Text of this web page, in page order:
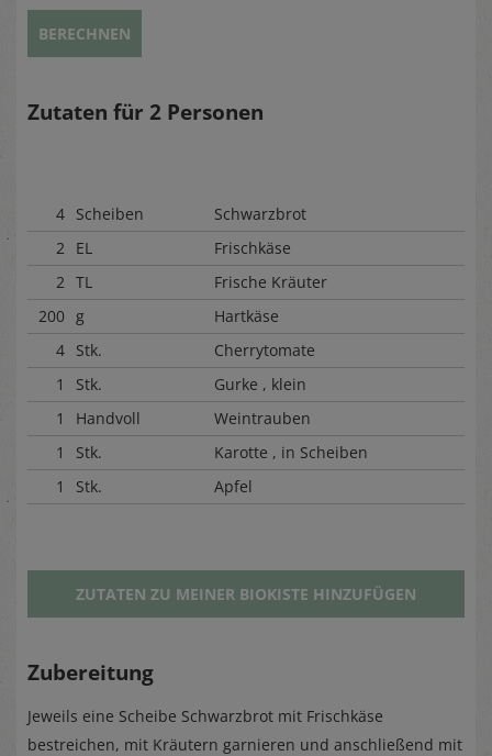
BERECHNEN
Zutaten für 2 Personen
4 Scheiben
Schwarzbrot
2 EL
Frischkäse
2 TL
Frische Kräuter
200 g
Hartkäse
4 Stk.
Cherrytomate
1
Stk.
Gurke , klein
1
Handvoll
Weintrauben
1
Stk.
Karotte , in Scheiben
1
Stk. Apfel
ZUTATEN ZU MEINER BIOKISTE HINZUFÜGEN
Zubereitung
Jeweils eine Scheibe Schwarzbrot mit Frischkäse
bestreichen, mit Kräutern garnieren und anschließend mit